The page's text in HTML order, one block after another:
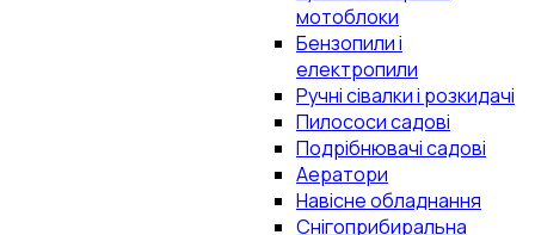
мотоблоки
Бензопили і
електропили
Ручні сівалки і розкидачі
Пилососи садові
Подрібнювачі садові
Аератори
Навісне обладнання
Снігоприбиральна